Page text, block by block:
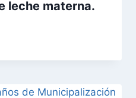
leche materna.